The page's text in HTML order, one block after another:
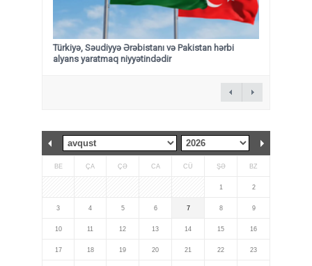
Türkiyə, Səudiyyə Ərəbistanı və Pakistan hərbi
alyans yaratmaq niyyətindədir
BE ÇA ÇƏ CA CÜ ŞƏ BZ
1 2
3 4 5 6 7 8 9
10 11 12 13 14 15 16
17 18 19 20 21 22 23